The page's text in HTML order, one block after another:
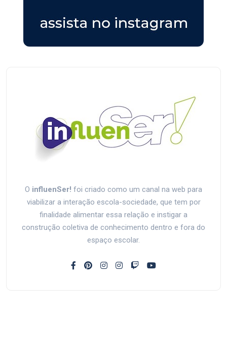
O influenSer! foi criado como um canal na web para
viabilizar a interação escola-sociedade, que tem por
finalidade alimentar essa relação e instigar a
construção coletiva de conhecimento dentro e fora do
espaço escolar.